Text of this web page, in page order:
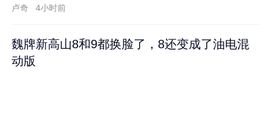
卢奇 4小时前
魏牌新高山8和9都换脸了，8还变成了油电混
动版